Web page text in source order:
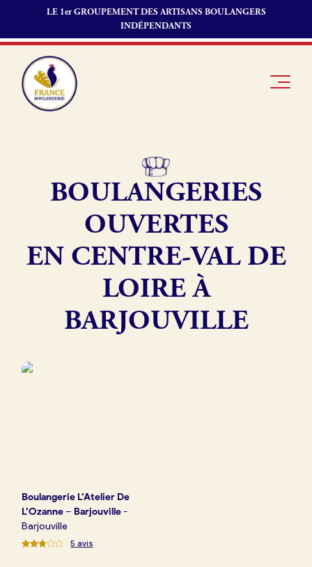
LE 1er GROUPEMENT DES ARTISANS BOULANGERS
INDÉPENDANTS
Je suis
Je découvre
Boulangerie
France
Boulangerie
Offres
Fonds de
Actualités
Je suis
BOULANGERIES
OUVERTES
EN CENTRE-VAL DE
LOIRE À
BARJOUVILLE
Boulangerie L’Atelier De
L’Ozanne – Barjouville-
Barjouville
5 avis